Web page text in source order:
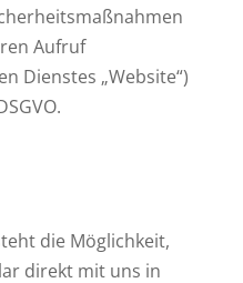
Aufruf
Dienstes „Website“)
die Möglichkeit,
direkt mit uns in